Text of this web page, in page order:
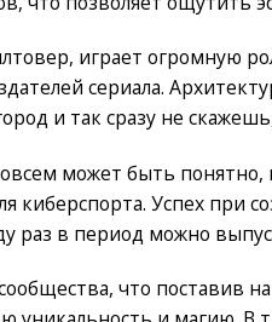
играет огромную
сериала.
и так сразу не
может быть понятно,
Успех при
раз в период можно
что поставив